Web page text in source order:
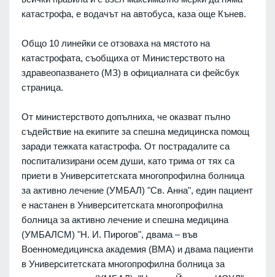
катастрофа, е водачът на автобуса, каза още Кънев.
Общо 10 линейки се отзоваха на мястото на
катастрофата, съобщиха от Министерството на
здравеопазването (МЗ) в официалната си фейсбук
страница.
От министерството допълниха, че оказват пълно
съдействие на екипите за спешна медицинска помощ
заради тежката катастрофа. От пострадалите са
поспитализирани осем души, като трима от тях са
приети в Университетската многопрофилна болница
за активно лечение (УМБАЛ) "Св. Анна", един пациент
е настанен в Университетската многопрофилна
болница за активно лечение и спешна медицина
(УМБАЛСМ) "Н. И. Пирогов", двама – във
Военномедицинска академия (ВМА) и двама пациенти
в Университетската многопрофилна болница за